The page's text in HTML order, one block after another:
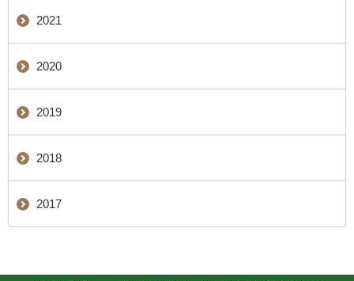
2021
2020
2019
2018
2017